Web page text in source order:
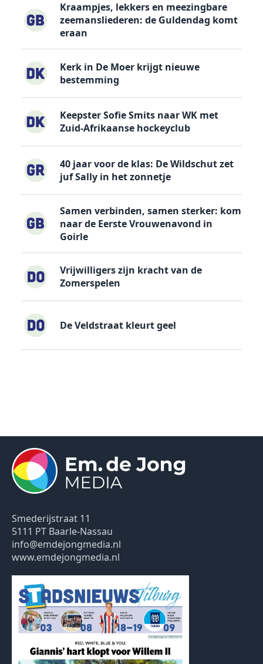
Kraampjes, lekkers en meezingbare
zeemansliederen: de Guldendag komt
eraan
Kerk in De Moer krijgt nieuwe
bestemming
Keepster Sofie Smits naar WK met
Zuid-Afrikaanse hockeyclub
40 jaar voor de klas: De Wildschut zet
juf Sally in het zonnetje
Samen verbinden, samen sterker: kom
naar de Eerste Vrouwenavond in
Goirle
Vrijwilligers zijn kracht van de
Zomerspelen
De Veldstraat kleurt geel
Smederijstraat 11
5111 PT Baarle-Nassau
info@emdejongmedia.nl
www.emdejongmedia.nl